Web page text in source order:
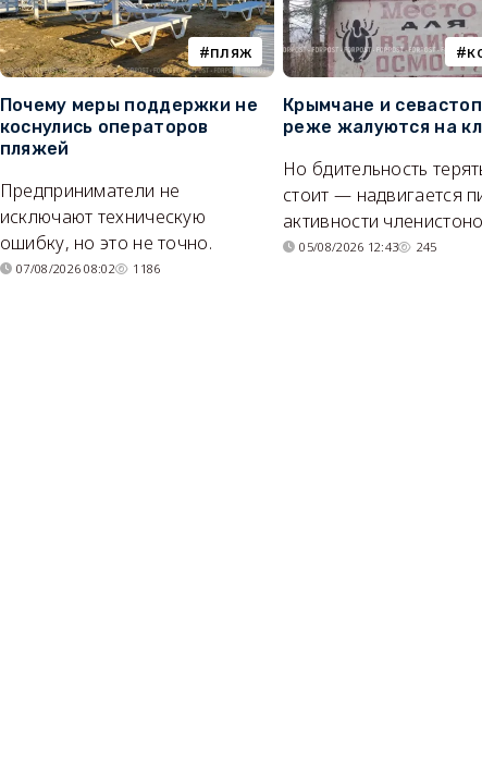
пляж
Почему меры поддержки не
коснулись операторов
пляжей
Предприниматели не
исключают техническую
ошибку, но это не точно.
07/08/2026 08:02 1186
Крымчане и
реже жалуются на
Но бдительность
стоит — надвигается
активности
05/08/2026 12:43 245